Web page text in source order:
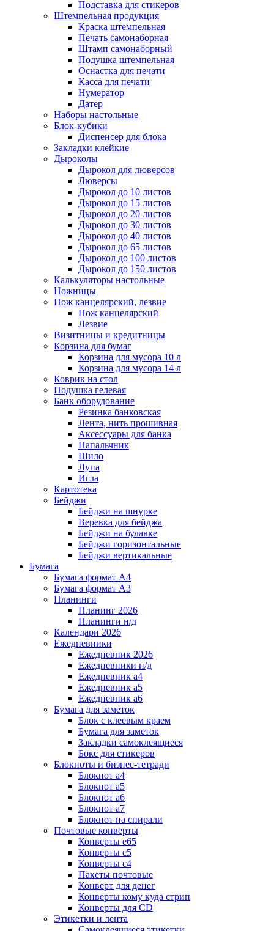
Подставка для стикеров
Штемпельная продукция
Краска штемпельная
Печать самонаборная
Штамп самонаборный
Подушка штемпельная
Оснастка для печати
Касса для печати
Нумератор
Датер
Наборы настольные
Блок-кубики
Диспенсер для блока
Закладки клейкие
Дыроколы
Дырокол для люверсов
Люверсы
Дырокол до 10 листов
Дырокол до 15 листов
Дырокол до 20 листов
Дырокол до 30 листов
Дырокол до 40 листов
Дырокол до 65 листов
Дырокол до 100 листов
Дырокол до 150 листов
Калькуляторы настольные
Ножницы
Нож канцелярский, лезвие
Нож канцелярский
Лезвие
Визитницы и кредитницы
Корзина для бумаг
Корзина для мусора 10 л
Корзина для мусора 14 л
Коврик на стол
Подушка гелевая
Банк оборудование
Резинка банковская
Лента, нить прошивная
Аксессуары для банка
Напальчник
Шило
Лупа
Игла
Картотека
Бейджи
Бейджи на шнурке
Веревка для бейджа
Бейджи на булавке
Бейджи горизонтальные
Бейджи вертикальные
Бумага
Бумага формат А4
Бумага формат А3
Планинги
Планинг 2026
Планинги н/д
Календари 2026
Ежедневники
Ежедневник 2026
Ежедневники н/д
Ежедневник а4
Ежедневник а5
Ежедневник а6
Бумага для заметок
Блок с клеевым краем
Бумага для заметок
Закладки самоклеящиеся
Бокс для стикеров
Блокноты и бизнес-тетради
Блокнот а4
Блокнот а5
Блокнот а6
Блокнот а7
Блокнот на спирали
Почтовые конверты
Конверты е65
Конверты с5
Конверты с4
Пакеты почтовые
Конверт для денег
Конверты кому куда стрип
Конверты для CD
Этикетки и лента